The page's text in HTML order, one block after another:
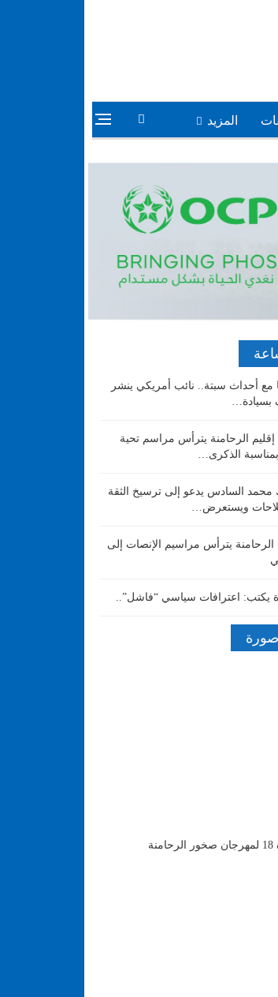
المزيد
مع أحداث سبتة.. نائب أمريكي ينشر
بسيادة…
الرحامنة يترأس مراسم تحية
الذكرى…
محمد السادس يدعو إلى ترسيخ الثقة
ويستعرض…
يترأس مراسيم الإنصات إلى
يكتب: اعترافات سياسي “فاشل”..